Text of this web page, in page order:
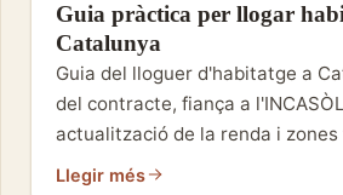
Guia pràctica per llogar
Catalunya
Guia del lloguer d'habitatge a
del contracte, fiança a
actualització de la renda i
Llegir més